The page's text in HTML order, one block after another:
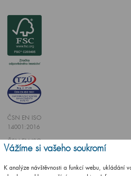
ČSN EN ISO
14001:2016
ČSN EN ISO
9001:2016
Vážíme si vašeho soukromí
K analýze návštěvnosti a funkcí webu, ukládání